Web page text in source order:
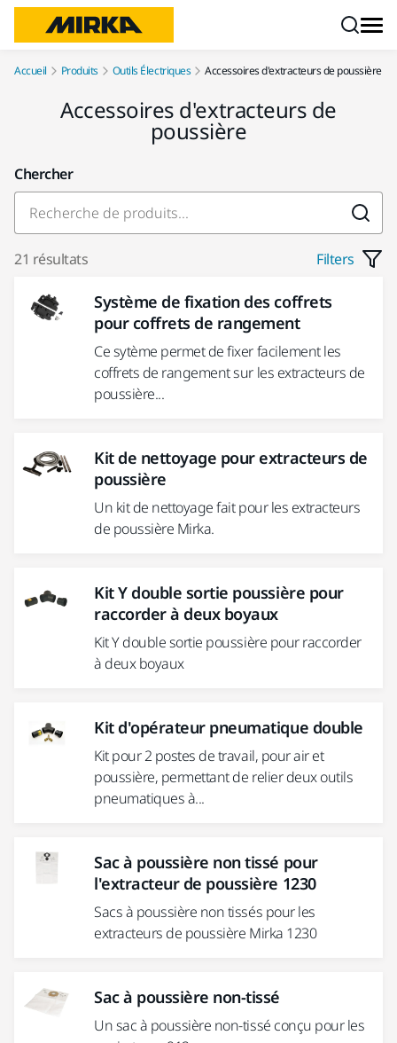
Accueil Produits Outils Électriques Accessoires d'extracteurs de poussière
Accessoires d'extracteurs de
poussière
Chercher
21 résultats Filters
Système de fixation des coffrets
pour coffrets de rangement
Ce sytème permet de fixer facilement les
coffrets de rangement sur les extracteurs de
poussière...
Kit de nettoyage pour extracteurs de
poussière
Un kit de nettoyage fait pour les extracteurs
de poussière Mirka.
Kit Y double sortie poussière pour
raccorder à deux boyaux
Kit Y double sortie poussière pour raccorder
à deux boyaux
Kit d'opérateur pneumatique double
Kit pour 2 postes de travail, pour air et
poussière, permettant de relier deux outils
pneumatiques à...
Sac à poussière non tissé pour
l'extracteur de poussière 1230
Sacs à poussière non tissés pour les
extracteurs de poussière Mirka 1230
Sac à poussière non-tissé
Un sac à poussière non-tissé conçu pour les